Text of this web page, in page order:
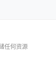
任何资源